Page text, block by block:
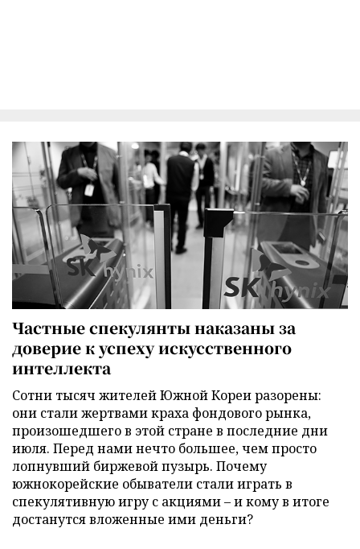
Частные спекулянты наказаны за
доверие к успеху искусственного
интеллекта
Сотни тысяч жителей Южной Кореи разорены:
они стали жертвами краха фондового рынка,
произошедшего в этой стране в последние дни
июля. Перед нами нечто большее, чем просто
лопнувший биржевой пузырь. Почему
южнокорейские обыватели стали играть в
спекулятивную игру с акциями – и кому в итоге
достанутся вложенные ими деньги?